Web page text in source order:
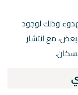
وذلك لوجود
مع انتشار